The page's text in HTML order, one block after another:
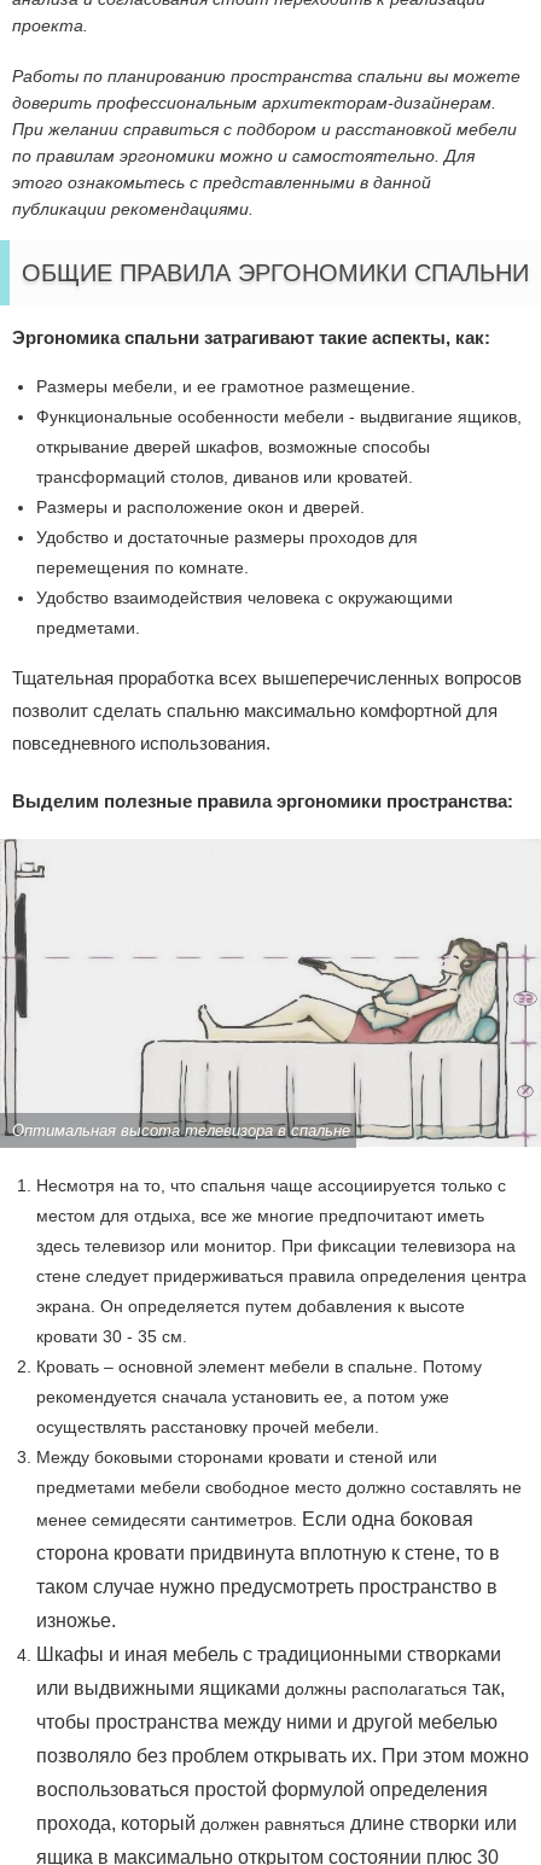
проекта.
Работы по планированию пространства спальни вы можете
доверить профессиональным архитекторам-дизайнерам.
При желании справиться с подбором и расстановкой мебели
по правилам эргономики можно и самостоятельно. Для
этого ознакомьтесь с представленными в данной
публикации рекомендациями.
ОБЩИЕ ПРАВИЛА ЭРГОНОМИКИ СПАЛЬНИ
Эргономика спальни затрагивают такие аспекты, как:
Размеры мебели, и ее грамотное размещение.
Функциональные особенности мебели - выдвигание ящиков,
открывание дверей шкафов, возможные способы
трансформаций столов, диванов или кроватей.
Размеры и расположение окон и дверей.
Удобство и достаточные размеры проходов для
перемещения по комнате.
Удобство взаимодействия человека с окружающими
предметами.
Тщательная проработка всех вышеперечисленных вопросов
позволит сделать спальню максимально комфортной для
повседневного использования.
Выделим полезные правила эргономики пространства:
Оптимальная высота телевизора в спальне
Несмотря на то, что спальня чаще ассоциируется только с
местом для отдыха, все же многие предпочитают иметь
здесь телевизор или монитор. При фиксации телевизора на
стене следует придерживаться правила определения центра
экрана. Он определяется путем добавления к высоте
кровати 30 - 35 см.
Кровать – основной элемент мебели в спальне. Потому
рекомендуется сначала установить ее, а потом уже
осуществлять расстановку прочей мебели.
Между боковыми сторонами кровати и стеной или
предметами мебели свободное место должно составлять не
менее семидесяти сантиметров.
Если одна боковая
сторона кровати придвинута вплотную к стене, то в
таком случае нужно предусмотреть пространство в
изножье.
Шкафы и иная мебель с традиционными створками
или выдвижными ящиками должны располагаться так,
чтобы пространства между ними и другой мебелью
позволяло без проблем открывать их. При этом можно
воспользоваться простой формулой определения
прохода, который должен равняться длине створки или
ящика в максимально открытом состоянии плюс 30